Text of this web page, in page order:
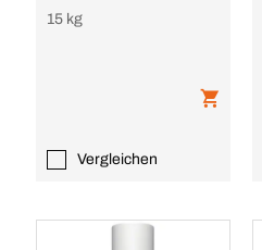
15 kg
Vergleichen